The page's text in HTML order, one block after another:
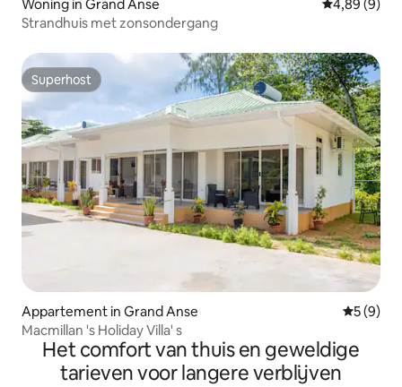
Woning in Grand Anse Gemiddelde
4,89 (9)
Strandhuis met zonsondergang
Superhost
Superhost
Appartement in Grand Anse
5 (9)
Macmillan 's Holiday Villa' s
Het comfort van thuis en geweldige
tarieven voor langere verblijven